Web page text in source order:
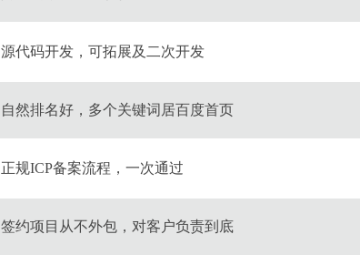
源代码开发，可拓展及二次开发
自然排名好，多个关键词居百度首页
正规ICP备案流程，一次通过
签约项目从不外包，对客户负责到底